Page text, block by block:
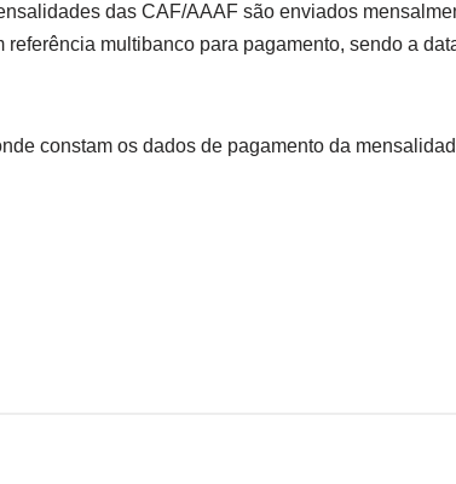
das CAF/AAAF são enviados
multibanco para pagamento, sendo a
constam os dados de pagamento da